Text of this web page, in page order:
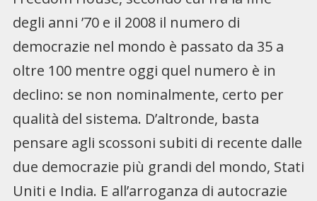
degli anni ’70 e il 2008 il numero di
democrazie nel mondo è passato da 35 a
oltre 100 mentre oggi quel numero è in
declino: se non nominalmente, certo per
qualità del sistema. D’altronde, basta
pensare agli scossoni subiti di recente dalle
due democrazie più grandi del mondo, Stati
Uniti e India. E all’arroganza di autocrazie